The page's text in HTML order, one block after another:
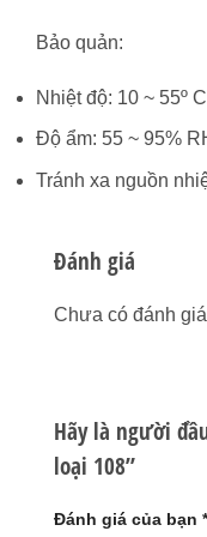
Bảo quản:
Nhiệt độ: 10 ~ 55º
Độ ẩm: 55 ~ 95%
Tránh xa nguồn
Đánh giá
Chưa có đánh
Hãy là người
loại 108”
Đánh giá của bạn *